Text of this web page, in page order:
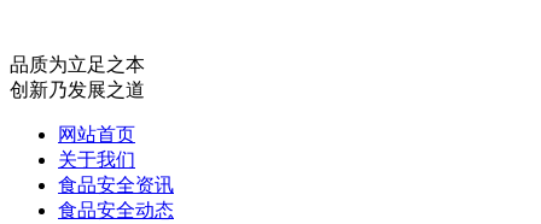
品质为立足之本
创新乃发展之道
网站首页
关于我们
食品安全资讯
食品安全动态